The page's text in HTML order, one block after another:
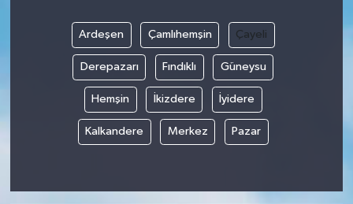
Ardeşen Çamlıhemşin Çayeli
Derepazarı Fındıklı Güneysu
Hemşin İkizdere İyidere
Kalkandere Merkez Pazar